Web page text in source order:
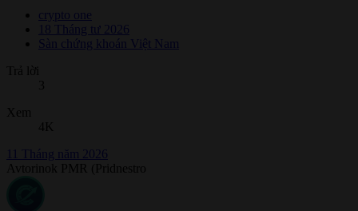
crypto one
18 Tháng tư 2026
Sàn chứng khoán Việt Nam
Trả lời
3
Xem
4K
11 Tháng năm 2026
Avtorinok PMR (Pridnestro